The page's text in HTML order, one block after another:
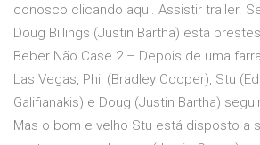
conosco clicando aqui. Assistir trailer.
Doug Billings (Justin Bartha) está
Beber Não Case 2 – Depois de uma
Las Vegas, Phil (Bradley Cooper), Stu
Galifianakis) e Doug (Justin Bartha)
Mas o bom e velho Stu está disposto a